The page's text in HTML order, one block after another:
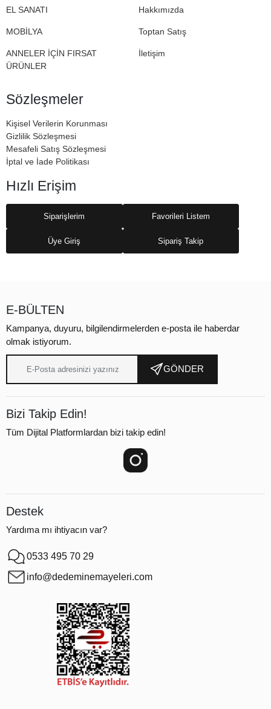
EL SANATI
MOBİLYA
ANNELER İÇİN FIRSAT
ÜRÜNLER
Hakkımızda
Toptan Satış
İletişim
Sözleşmeler
Kişisel Verilerin Korunması
Gizlilik Sözleşmesi
Mesafeli Satış Sözleşmesi
İptal ve İade Politikası
Hızlı Erişim
Siparişlerim Favorileri Listem
Üye Giriş Sipariş Takip
E-BÜLTEN
Kampanya, duyuru, bilgilendirmelerden e-posta ile haberdar
olmak istiyorum.
GÖNDER
Bizi Takip Edin!
Tüm Dijital Platformlardan bizi takip edin!
Destek
Yardıma mı ihtiyacın var?
0533 495 70 29
info@dedeminemayeleri.com